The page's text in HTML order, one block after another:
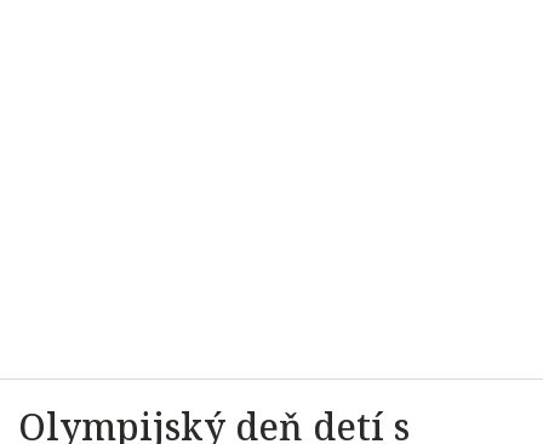
Olympijský deň detí s